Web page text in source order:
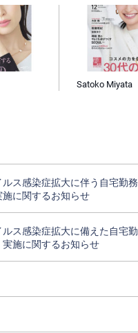
Satoko Miyata
ス感染症拡大に伴う自宅勤
に関するお知らせ
ス感染症拡大に備えた自宅
施に関するお知らせ